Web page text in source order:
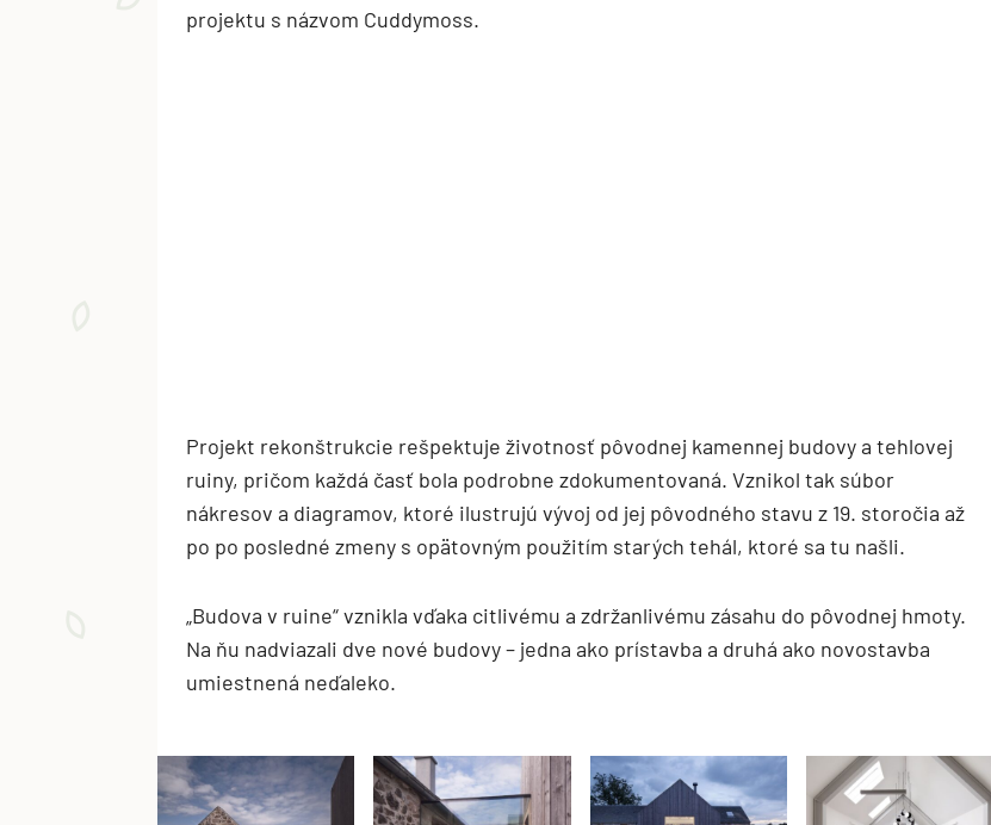
projektu s názvom Cuddymoss.
Projekt rekonštrukcie rešpektuje životnosť pôvodnej kamennej budovy a tehlovej
ruiny, pričom každá časť bola podrobne zdokumentovaná. Vznikol tak súbor
nákresov a diagramov, ktoré ilustrujú vývoj od jej pôvodného stavu z 19. storočia až
po po posledné zmeny s opätovným použitím starých tehál, ktoré sa tu našli.
„Budova v ruine“ vznikla vďaka citlivému a zdržanlivému zásahu do pôvodnej hmoty.
Na ňu nadviazali dve nové budovy – jedna ako prístavba a druhá ako novostavba
umiestnená neďaleko.